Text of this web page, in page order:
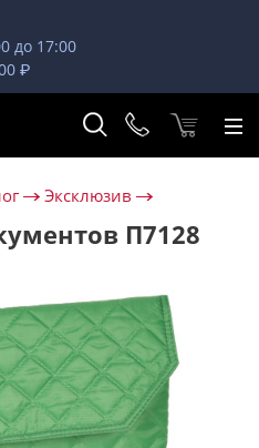
до 17:00
₽
Эксклюзив
П7128